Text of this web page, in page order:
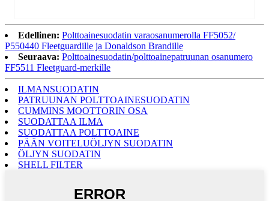
Edellinen: Polttoainesuodatin varaosanumerolla FF5052/
P550440 Fleetguardille ja Donaldson Brandille
Seuraava: Polttoainesuodatin/polttoainepatruunan osanumero
FF5511 Fleetguard-merkille
ILMANSUODATIN
PATRUUNAN POLTTOAINESUODATIN
CUMMINS MOOTTORIN OSA
SUODATTAA ILMA
SUODATTAA POLTTOAINE
PÄÄN VOITELUÖLJYN SUODATIN
ÖLJYN SUODATIN
SHELL FILTER